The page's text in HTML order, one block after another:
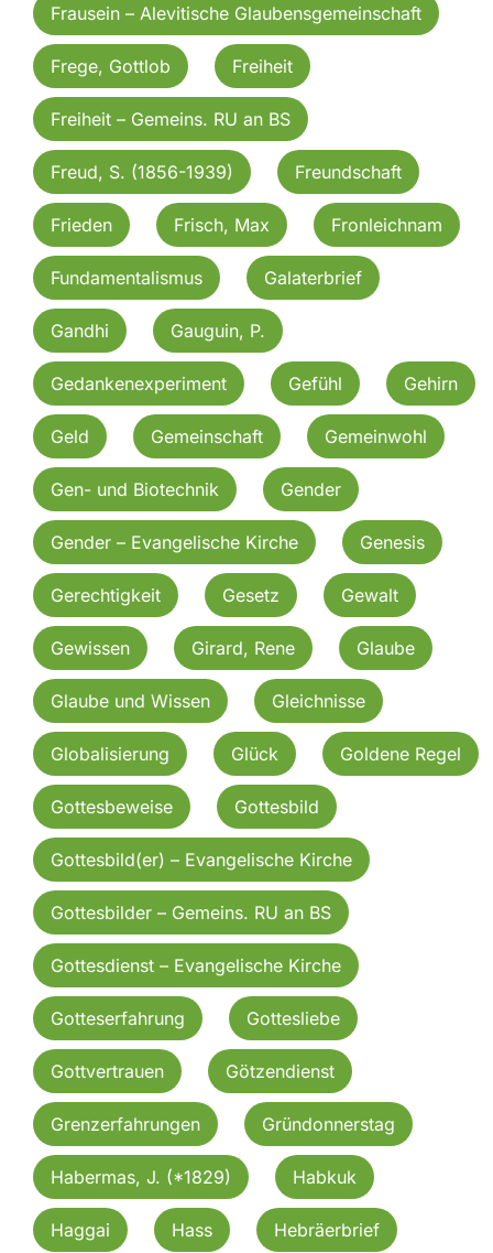
Frausein – Alevitische Glaubensgemeinschaft
Frege, Gottlob Freiheit
Freiheit – Gemeins. RU an BS
Freud, S. (1856-1939) Freundschaft
Frieden Frisch, Max Fronleichnam
Fundamentalismus Galaterbrief
Gandhi Gauguin, P.
Gedankenexperiment Gefühl Gehirn
Geld Gemeinschaft Gemeinwohl
Gen- und Biotechnik Gender
Gender – Evangelische Kirche Genesis
Gerechtigkeit Gesetz Gewalt
Gewissen Girard, Rene Glaube
Glaube und Wissen Gleichnisse
Globalisierung Glück Goldene Regel
Gottesbeweise Gottesbild
Gottesbild(er) – Evangelische Kirche
Gottesbilder – Gemeins. RU an BS
Gottesdienst – Evangelische Kirche
Gotteserfahrung Gottesliebe
Gottvertrauen Götzendienst
Grenzerfahrungen Gründonnerstag
Habermas, J. (*1829) Habkuk
Haggai Hass Hebräerbrief